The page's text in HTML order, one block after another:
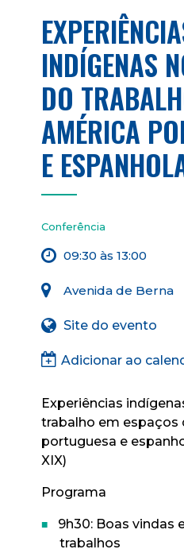
INDÍGENAS
DO
AMÉRICA
E
Conferência
09:30 às 13:00
Avenida de Berna
Site do evento
Adicionar ao
Experiências
trabalho em espaços
portuguesa e
XIX)
Programa
9h30: Boas vindas
trabalhos